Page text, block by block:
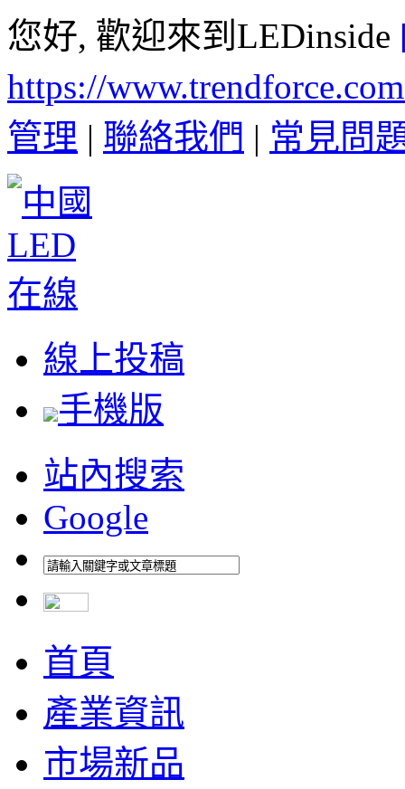
您好, 歡迎來到LEDinside
https://
管理 | 聯絡我們 | 常見問
線上投稿
手機版
站內搜索
Google
首頁
產業資訊
市場新品